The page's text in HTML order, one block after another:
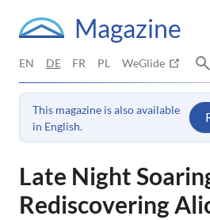
Magazine
EN DE FR PL WeGlide
This magazine is also available
in English.
Late Night
Rediscovering